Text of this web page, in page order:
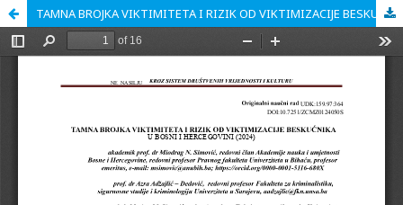
TAMNA BROJKA VIKTIMITETA I RIZIK OD VIKTIMIZACIJE BESKUĆNIKA U BOSNI I HERCEGOVINI (2024)